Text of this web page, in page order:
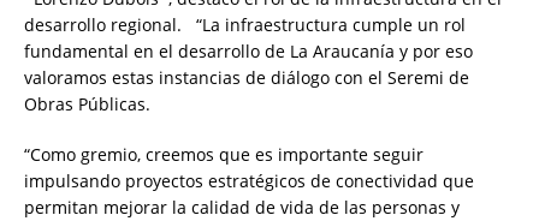
desarrollo regional. “La infraestructura cumple un rol
fundamental en el desarrollo de La Araucanía y por eso
valoramos estas instancias de diálogo con el Seremi de
Obras Públicas.
“Como gremio, creemos que es importante seguir
impulsando proyectos estratégicos de conectividad que
permitan mejorar la calidad de vida de las personas y